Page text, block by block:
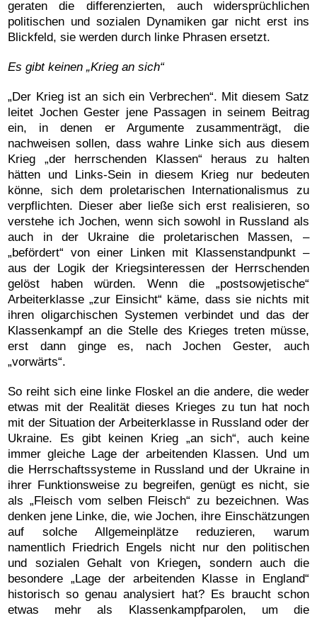
geraten die differenzierten, auch widersprüchlichen
politischen und sozialen Dynamiken gar nicht erst ins
Blickfeld, sie werden durch linke Phrasen ersetzt.
Es gibt keinen „Krieg an sich“
„Der Krieg ist an sich ein Verbrechen“. Mit diesem Satz
leitet Jochen Gester jene Passagen in seinem Beitrag
ein, in denen er Argumente zusammenträgt, die
nachweisen sollen, dass wahre Linke sich aus diesem
Krieg „der herrschenden Klassen“ heraus zu halten
hätten und Links-Sein in diesem Krieg nur bedeuten
könne, sich dem proletarischen Internationalismus zu
verpflichten. Dieser aber ließe sich erst realisieren, so
verstehe ich Jochen, wenn sich sowohl in Russland als
auch in der Ukraine die proletarischen Massen, –
„befördert“ von einer Linken mit Klassenstandpunkt –
aus der Logik der Kriegsinteressen der Herrschenden
gelöst haben würden. Wenn die „postsowjetische“
Arbeiterklasse „zur Einsicht“ käme, dass sie nichts mit
ihren oligarchischen Systemen verbindet und das der
Klassenkampf an die Stelle des Krieges treten müsse,
erst dann ginge es, nach Jochen Gester, auch
„vorwärts“.
So reiht sich eine linke Floskel an die andere, die weder
etwas mit der Realität dieses Krieges zu tun hat noch
mit der Situation der Arbeiterklasse in Russland oder der
Ukraine. Es gibt keinen Krieg „an sich“, auch keine
immer gleiche Lage der arbeitenden Klassen. Und um
die Herrschaftssysteme in Russland und der Ukraine in
ihrer Funktionsweise zu begreifen, genügt es nicht, sie
als „Fleisch vom selben Fleisch“ zu bezeichnen. Was
denken jene Linke, die, wie Jochen, ihre Einschätzungen
auf solche Allgemeinplätze reduzieren, warum
namentlich Friedrich Engels nicht nur den politischen
und sozialen Gehalt von Kriegen, sondern auch die
besondere „Lage der arbeitenden Klasse in England“
historisch so genau analysiert hat? Es braucht schon
etwas mehr als Klassenkampfparolen, um die